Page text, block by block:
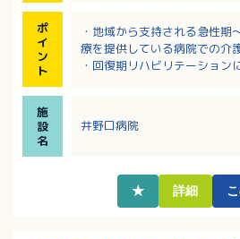
ポ
イ
ン
ト
・地域から支持される急性期
療を提供している病院での介
・回復期リハビリテーション
・夜勤手当1回6,000円！
・院内保育完備なので安心です
施
設
名
井野口病院
★ 詳細